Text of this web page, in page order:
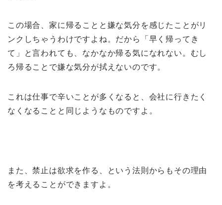
この場合、家に帰ることと嫌な気分を感じたことがリ
ンクしちゃうわけですよね。だから「早く帰ってき
て」と言われても、なかなか帰る気になれない。むし
ろ帰ることで嫌な気分が拭えないのです。
これは仕事で辛いことが多くなると、会社に行きたく
なくなることと同じようなものですよ。
また、禁止は欲求を作る、という法則からもその理由
を考えることができますよ。